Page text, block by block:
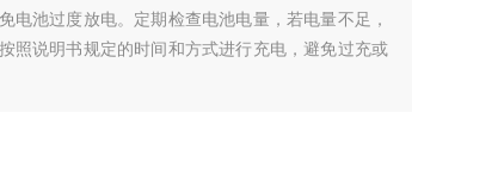
电池过度放电。定期检查电池电量，若电量不足，
照说明书规定的时间和方式进行充电，避免过充或